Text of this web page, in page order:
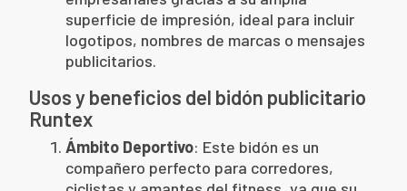
superficie de impresión, ideal para incluir
logotipos, nombres de marcas o mensajes
publicitarios.
Usos y beneficios del bidón publicitario
Runtex
Ámbito Deportivo: Este bidón es un
compañero perfecto para corredores,